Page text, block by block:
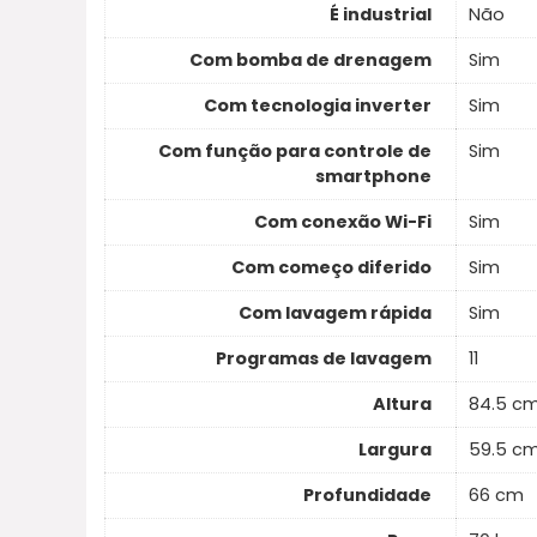
É industrial
Não
Com bomba de drenagem
Sim
Com tecnologia inverter
Sim
Com função para controle de
smartphone
Sim
Com conexão Wi-Fi
Sim
Com começo diferido
Sim
Com lavagem rápida
Sim
Programas de lavagem
11
Altura
84.5
Largura
59.5
Profundidade
66 cm